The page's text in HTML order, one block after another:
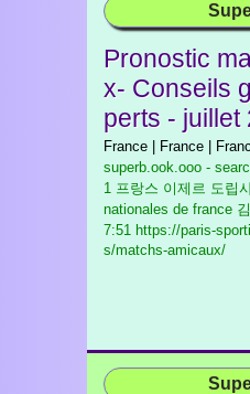
Pronostic
x- Conseils
perts - juillet
France | France |
superb.ook.ooo -
1 프랑스 이제르 도립
nationales de france
7:51 https://paris-
s/matchs-amicaux/